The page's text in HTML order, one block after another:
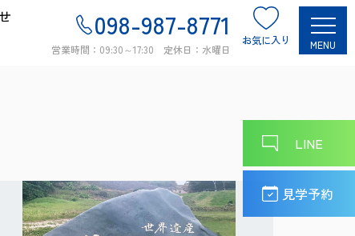
098-987-8771
営業時間：09:30～17:30 定休日：水曜日
お気に入り MENU
LINE
見学予約